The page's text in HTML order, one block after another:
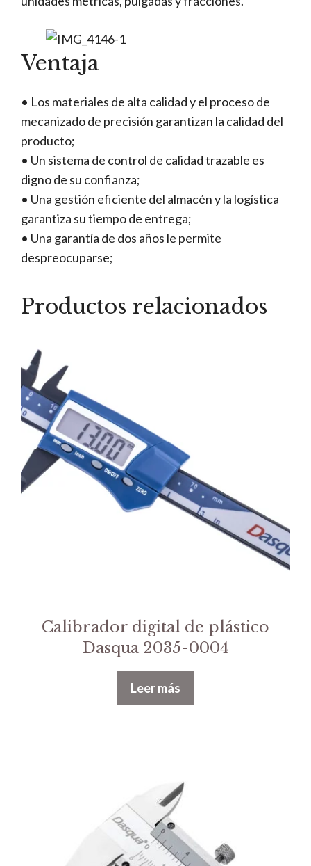
Ventaja
• Los materiales de alta calidad y el proceso de
mecanizado de precisión garantizan la calidad del
producto;
• Un sistema de control de calidad trazable es
digno de su confianza;
• Una gestión eficiente del almacén y la logística
garantiza su tiempo de entrega;
• Una garantía de dos años le permite
despreocuparse;
Productos relacionados
Calibrador digital de plástico
Dasqua 2035-0004
Leer más